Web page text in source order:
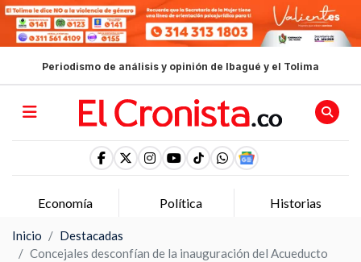
Periodismo de análisis y opinión de Ibagué y el Tolima
Economía Política Historias
Inicio
Destacadas
Concejales desconfían de la inauguración del Acueducto